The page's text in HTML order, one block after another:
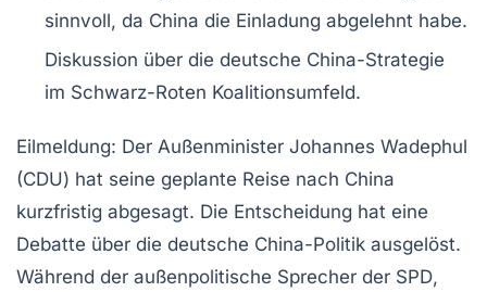
sinnvoll, da China die Einladung abgelehnt habe.
Diskussion über die deutsche China-Strategie
im Schwarz-Roten Koalitionsumfeld.
Eilmeldung: Der Außenminister Johannes Wadephul
(CDU) hat seine geplante Reise nach China
kurzfristig abgesagt. Die Entscheidung hat eine
Debatte über die deutsche China-Politik ausgelöst.
Während der außenpolitische Sprecher der SPD,